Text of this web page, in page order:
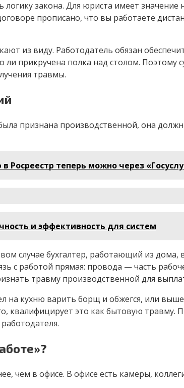
закона. Для юриста имеет значение
прописано, что вы работаете
из виду. Работодатель обязан
прикручена полка над столом. Поэтому
травмы.
признана производственной, она
Росреестр теперь можно через
и эффективность для систем
случае бухгалтер, работающий из дома,
с работой прямая: провода — часть
травму производственной для
на кухню варить борщ и обжегся, или
квалифицирует это как бытовую
чем в офисе. В офисе есть камеры,